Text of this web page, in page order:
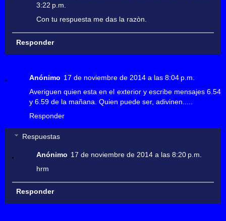
3:22 p.m.
Con tu respuesta me das la razòn.
Responder
Anónimo 17 de noviembre de 2014 a las 8:04 p.m.
Averiguen quien esta en el exterior y escribe mensajes 6.54
y 6.59 de la mañana. Quien puede ser, adivinen.....
Responder
Respuestas
Anónimo 17 de noviembre de 2014 a las 8:20 p.m.
hrm
Responder